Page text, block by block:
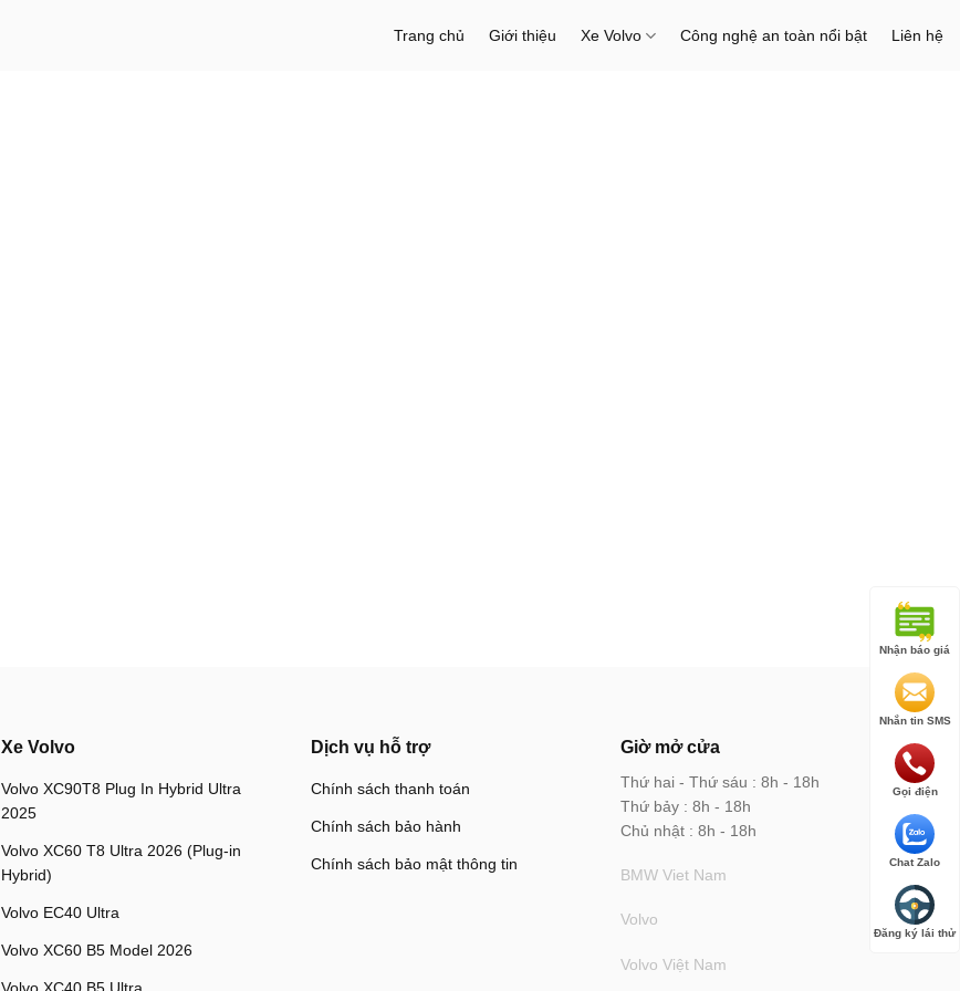
Trang chủ Giới thiệu Xe Volvo Công nghệ an toàn nổi bật Liên hệ
Xe Volvo
Volvo XC90T8 Plug In Hybrid Ultra
2025
Volvo XC60 T8 Ultra 2026 (Plug-in
Hybrid)
Volvo EC40 Ultra
Volvo XC60 B5 Model 2026
Dịch vụ hỗ trợ
Chính sách thanh toán
Chính sách bảo hành
Chính sách bảo mật thông tin
Giờ mở cửa
Thứ hai - Thứ sáu : 8h - 18h
Thứ bảy : 8h - 18h
Chủ nhật : 8h - 18h
BMW Viet Nam
Volvo
Volvo Việt Nam
Nhận báo giá
Nhắn tin SMS
Gọi điện
Chat Zalo
Đăng ký lái thử